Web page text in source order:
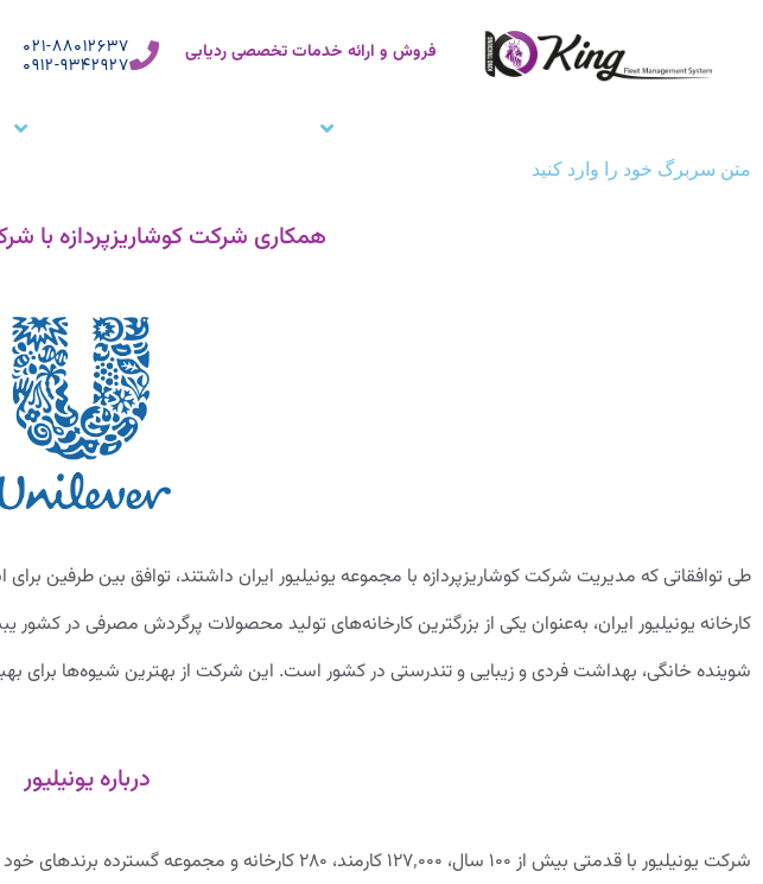
فروش و ارائه خدمات تخصصی ردیابی
021-88012637
0912-9342927
متن سربرگ خود را وارد کنید
همکاری شرکت کوشاریزپردازه با
طی توافقاتی که مدیریت شرکت کوشاریزپردازه با مجموعه یونیلیور ایران داشتند، توافق بین طرفین
کارخانه یونیلیور ایران، به‌عنوان یکی از بزرگترین کارخانه‌های تولید محصولات پرگردش مصرفی در
شوینده خانگی، بهداشت فردی و زیبایی و تندرستی در کشور است. این شرکت از بهترین شیوه‌ها
درباره یونیلیور